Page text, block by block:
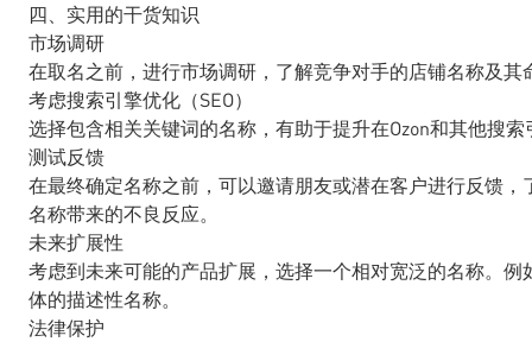
四、实用的干货知识
市场调研
在取名之前，进行市场调研，了解竞争对手的店铺名称及
考虑搜索引擎优化（SEO）
选择包含相关关键词的名称，有助于提升在Ozon和其他搜
测试反馈
在最终确定名称之前，可以邀请朋友或潜在客户进行反馈
名称带来的不良反应。
未来扩展性
考虑到未来可能的产品扩展，选择一个相对宽泛的名称。
体的描述性名称。
法律保护